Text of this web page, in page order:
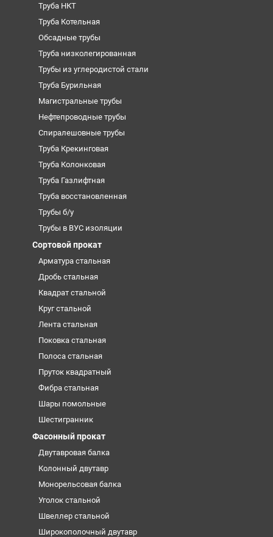
Труба НКТ
Труба Котельная
Обсадные трубы
Труба низколегированная
Трубы из углеродистой стали
Труба Бурильная
Магистральные трубы
Нефтепроводные трубы
Спиралешовные трубы
Труба Крекинговая
Труба Колонковая
Труба Газлифтная
Труба восстановленная
Трубы б/у
Трубы в ВУС изоляции
Сортовой прокат
Арматура стальная
Дробь стальная
Квадрат стальной
Круг стальной
Лента стальная
Поковка стальная
Полоса стальная
Пруток квадратный
Фибра стальная
Шары помольные
Шестигранник
Фасонный прокат
Двутавровая балка
Колонный двутавр
Монорельсовая балка
Уголок стальной
Швеллер стальной
Широкополочный двутавр